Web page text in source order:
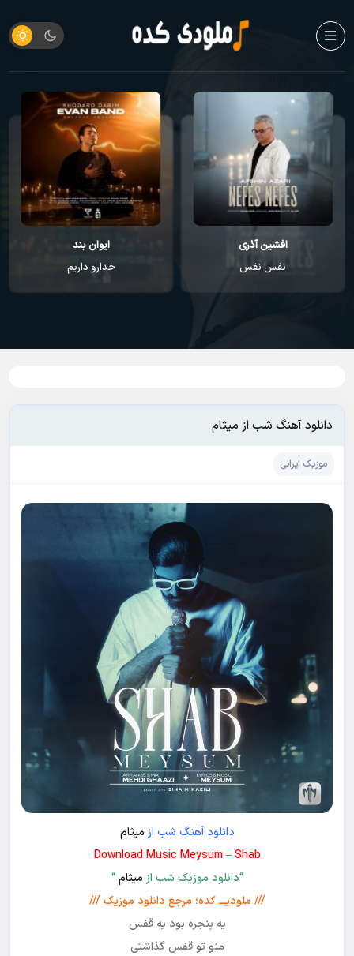
افشین آذری
نفس نفس
ایوان بند
خدارو داریم
دانلود آهنگ شب از میثام
موزیک ایرانی
دانلود آهنگ شب از میثام
Download Music Meysum – Shab
“دانلود موزیک شب از میثام“
/// ملودیـــ کده؛ مرجع دانلود موزیک ///
یه پنجره بود یه قفس
منو تو قفس گذاشتی